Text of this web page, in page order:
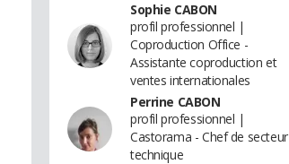
Sophie CABON
profil professionnel |
Coproduction Office -
Assistante coproduction et
ventes internationales
Perrine CABON
profil professionnel |
Castorama - Chef de secteur
technique